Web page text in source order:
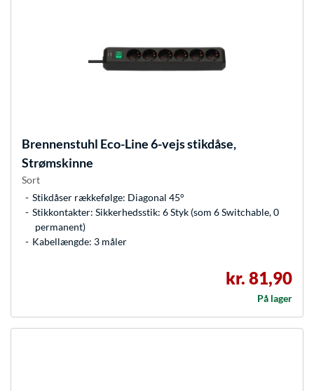
Brennenstuhl Eco-Line 6-vejs stikdåse,
Strømskinne
Sort
Stikdåser rækkefølge: Diagonal 45°
Stikkontakter: Sikkerhedsstik: 6 Styk (som 6 Switchable, 0
permanent)
Kabellængde: 3 måler
kr. 81,90
På lager